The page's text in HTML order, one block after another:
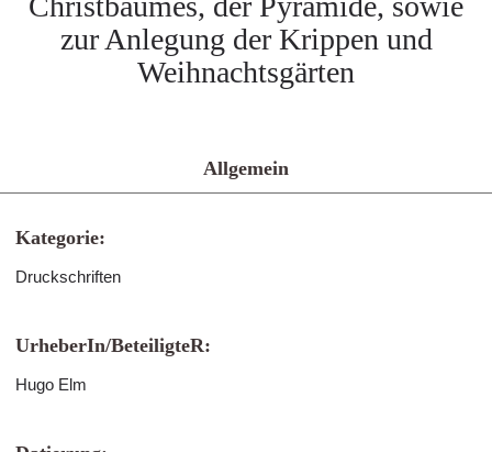
zur Anlegung der Krippen und
Weihnachtsgärten
Allgemein
Kategorie:
Druckschriften
UrheberIn/BeteiligteR:
Hugo Elm